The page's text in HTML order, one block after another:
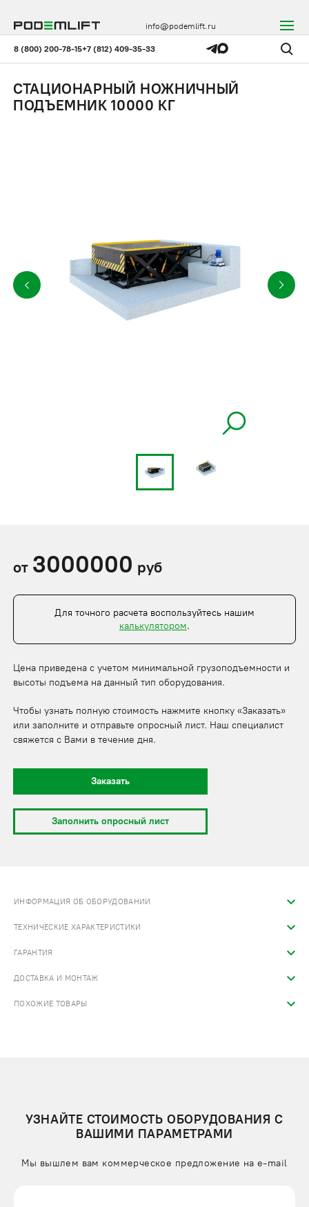
8 (800) 200-78-15+7 (812) 409-35-33
info@podemlift.ru
СТАЦИОНАРНЫЙ НОЖНИЧНЫЙ
ПОДЪЕМНИК 10000 КГ
от 3000000 руб
Для точного расчета воспользуйтесь нашим
калькулятором.
Цена приведена с учетом минимальной грузоподъемности и
высоты подъема на данный тип оборудования.
Чтобы узнать полную стоимость нажмите кнопку «Заказать»
или заполните и отправьте опросный лист. Наш специалист
свяжется с Вами в течение дня.
Заказать
Заполнить опросный лист
ИНФОРМАЦИЯ ОБ ОБОРУДОВАНИИ
ТЕХНИЧЕСКИЕ ХАРАКТЕРИСТИКИ
ГАРАНТИЯ
ДОСТАВКА И МОНТАЖ
ПОХОЖИЕ ТОВАРЫ
УЗНАЙТЕ СТОИМОСТЬ ОБОРУДОВАНИЯ С
ВАШИМИ ПАРАМЕТРАМИ
Мы вышлем вам коммерческое предложение на e-mail